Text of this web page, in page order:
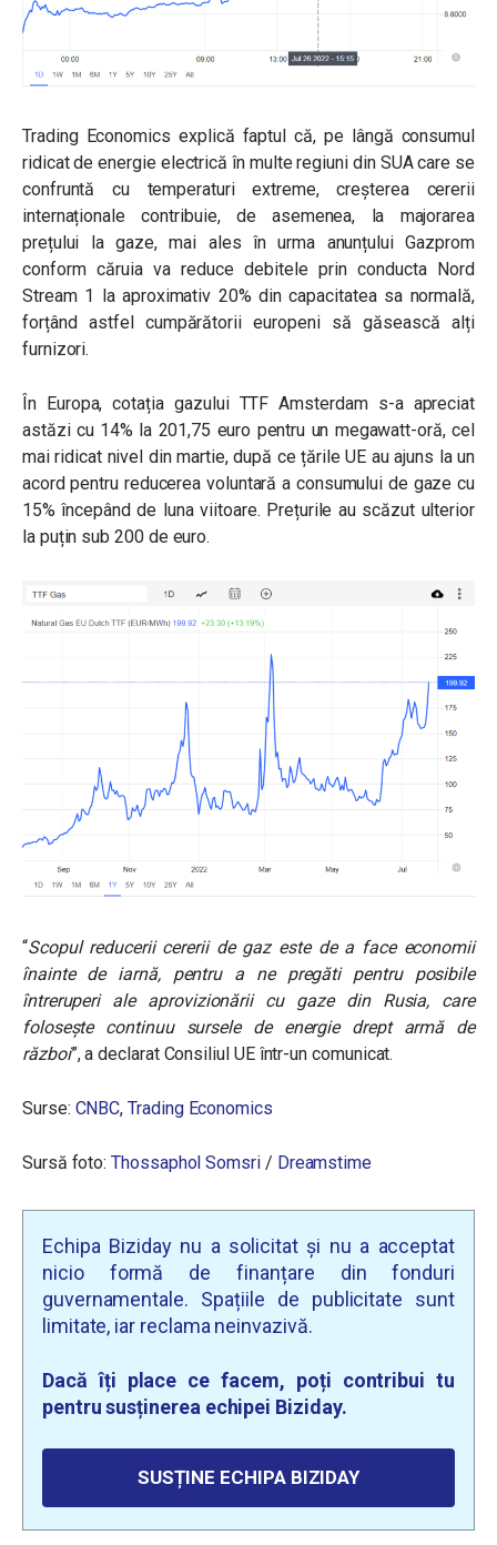
Trading Economics explică faptul că, pe lângă consumul
ridicat de energie electrică în multe regiuni din SUA care se
confruntă cu temperaturi extreme, creșterea cererii
internaționale contribuie, de asemenea, la majorarea
prețului la gaze, mai ales în urma anunțului Gazprom
conform căruia va reduce debitele prin conducta Nord
Stream 1
la aproximativ 20% din capacitatea sa normală,
forțând astfel cumpărătorii europeni să găsească alți
furnizori.
În Europa, cotația gazului TTF Amsterdam s-a apreciat
astăzi cu 14% la 201,75 euro pentru un megawatt-oră, cel
mai ridicat nivel din martie, după ce țările UE au ajuns la un
acord pentru reducerea voluntară a consumului de gaze cu
15% începând de luna viitoare. Prețurile au scăzut ulterior
la puțin sub 200 de euro.
“Scopul reducerii cererii de gaz este de a face economii
înainte de iarnă, pentru a ne pregăti pentru posibile
întreruperi ale aprovizionării cu gaze din Rusia, care
folosește continuu sursele de energie drept armă de
război”, a declarat Consiliul UE într-un comunicat.
Surse: CNBC,Trading Economics
Sursă foto:Thossaphol Somsri/ Dreamstime
Echipa Biziday nu a solicitat și nu a acceptat
nicio formă de finanțare din fonduri
guvernamentale. Spațiile de publicitate sunt
limitate, iar reclama neinvazivă.
Dacă îți place ce facem, poți contribui tu
pentru susținerea echipei Biziday.
SUSȚINE ECHIPA BIZIDAY